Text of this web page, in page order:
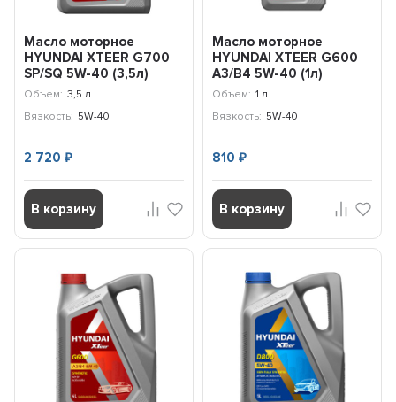
Масло моторное
HYUNDAI XTEER G700
SP/SQ 5W-40 (3,5л)
1071136
Объем: 3,5 л
Вязкость: 5W-40
2 720₽
В корзину
Масло моторное
HYUNDAI XTEER G600
A3/B4 5W-40 (1л)
1017002
Объем: 1 л
Вязкость: 5W-40
810 ₽
В корзину